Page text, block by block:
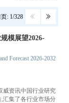
: 1/328
模展望2026-
Forecast 2026-2032
威资讯中国行业研究
汇集了各行业市场分